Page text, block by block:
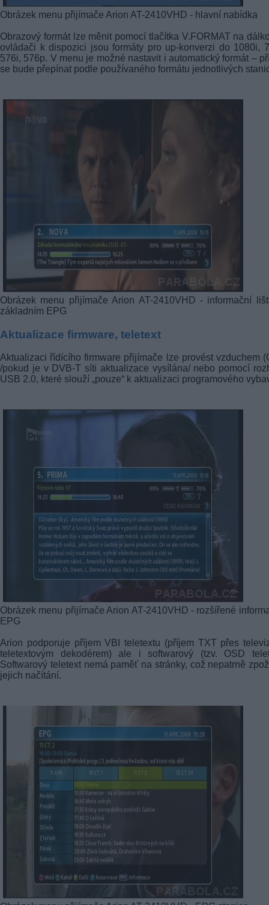
Obrázek menu přijímače Arion AT-2410VHD - hlavní nabídka
Obrazový formát lze měnit pomocí tlačítka V.FORMAT na
ovládači k dispozici jsou formáty pro up-konverzi do 1080i,
576i, 576p. V menu je možné nastavit i automatický formát –
se bude přepínat podle používaného formátu jednotlivých
Obrázek menu přijímače Arion AT-2410VHD - informační
základním EPG
Aktualizace firmware, teletext
Aktualizaci řídícího firmware přijímače lze provést vzduchem
/pokud je v DVB-T
síti aktualizace vysílána/ nebo pomocí
USB 2.0, které slouží „pouze“ k aktualizaci programového
Obrázek menu přijímače Arion AT-2410VHD - rozšířené
EPG
Arion podporuje příjem VBI teletextu (příjem TXT přes
teletextovým dekodérem) ale i softwarový (tzv. OSD
Softwarový teletext nemá paměť na stránky, což nepatrně
jejich načítání.